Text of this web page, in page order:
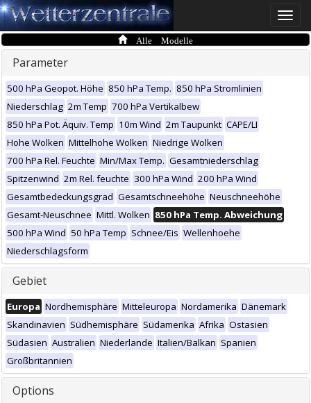
Toggle
Alle Modelle
Parameter
500 hPa Geopot. Höhe 850 hPa Temp. 850 hPa Stromlinien
Niederschlag 2m Temp 700 hPa Vertikalbew
850 hPa Pot. Äquiv. Temp 10m Wind 2m Taupunkt CAPE/LI
Hohe Wolken Mittelhohe Wolken Niedrige Wolken
700 hPa Rel. Feuchte Min/Max Temp. Gesamtniederschlag
Spitzenwind 2m Rel. feuchte 300 hPa Wind 200 hPa Wind
Gesamtbedeckungsgrad Gesamtschneehöhe Neuschneehöhe
Gesamt-Neuschnee Mittl. Wolken 850 hPa Temp. Abweichung
500 hPa Wind 50 hPa Temp Schnee/Eis Wellenhoehe
Niederschlagsform
Gebiet
Europa Nordhemisphäre Mitteleuropa Nordamerika Dänemark
Skandinavien Südhemisphäre Südamerika Afrika Ostasien
Südasien Australien Niederlande Italien/Balkan Spanien
Großbritannien
Options